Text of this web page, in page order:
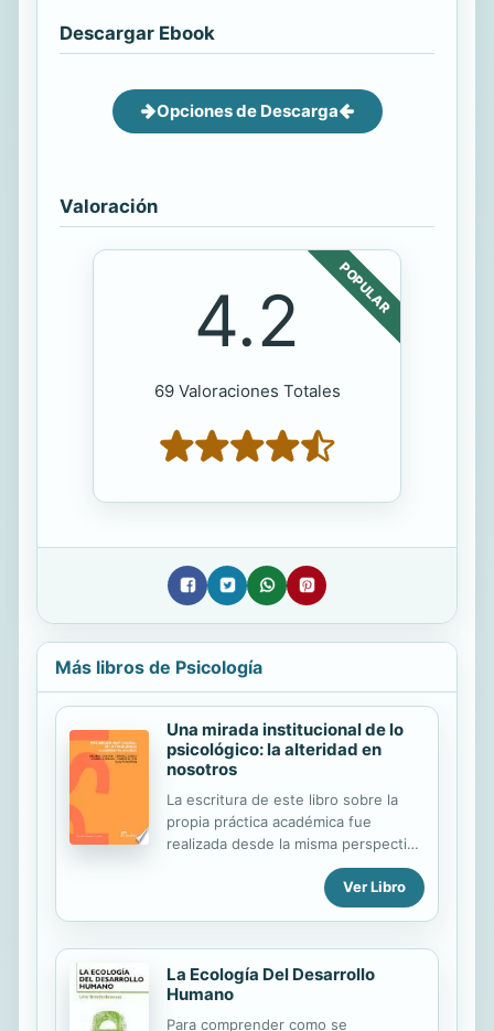
Descargar Ebook
Opciones de Descarga
Valoración
POPULAR
4.2
69 Valoraciones Totales
Más libros de Psicología
Una mirada institucional de lo
psicológico: la alteridad en
nosotros
La escritura de este libro sobre la
propia práctica académica fue
realizada desde la misma perspectiva
de conocimiento con que miramos
toda práctica social. Su producción
es, por lo tanto, un efecto de la
hacer. La producción académica,
construida a partir del trabajo
docente en conjunción con las
experiencias de investigación,
Ver Libro
La Ecología Del Desarrollo
Humano
Para comprender como se